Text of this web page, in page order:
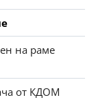
на раме
от КДОМ